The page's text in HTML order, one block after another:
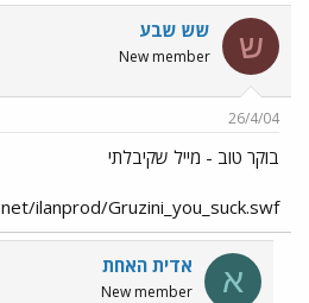
ת
ח
ה
ש
א
ר
ם
ר
ש שש שבע
New member
26/4/04
בוקר טוב - מייל שקיבלתי
ilanprod/Gruzini_you_suck.swf
א אדית האחת
New member